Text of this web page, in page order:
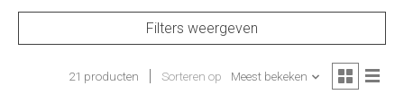
Filters weergeven
21 producten Sorteren op Meest bekeken